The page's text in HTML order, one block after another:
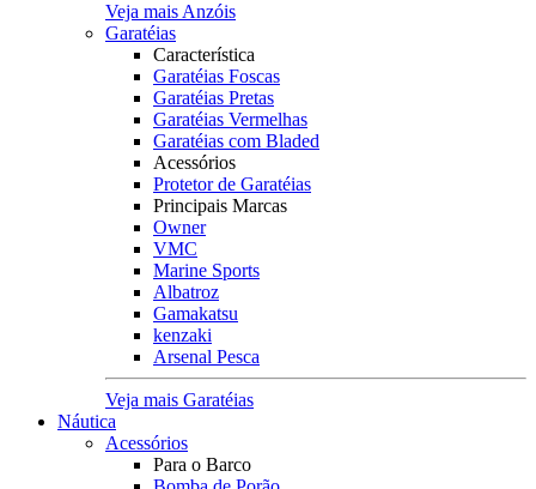
Veja mais Anzóis
Garatéias
Característica
Garatéias Foscas
Garatéias Pretas
Garatéias Vermelhas
Garatéias com Bladed
Acessórios
Protetor de Garatéias
Principais Marcas
Owner
VMC
Marine Sports
Albatroz
Gamakatsu
kenzaki
Arsenal Pesca
Veja mais Garatéias
Náutica
Acessórios
Para o Barco